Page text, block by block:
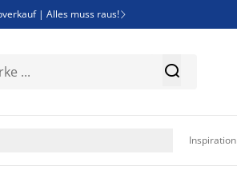
| Alles muss raus! 
Entdecke JYSK-B2B 
Inspiration